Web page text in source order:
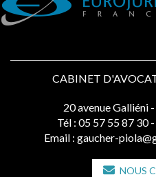
CABINET
20 avenue Galliéni
Tél : 05 57 55 87 30
Email : gaucher-
NOUS